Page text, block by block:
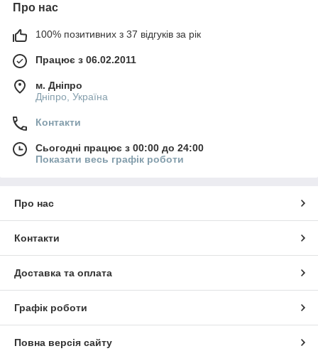
Про нас
100% позитивних з 37 відгуків за рік
Працює з 06.02.2011
м. Дніпро
Дніпро, Україна
Контакти
Сьогодні працює з 00:00 до 24:00
Показати весь графік роботи
Про нас
Контакти
Доставка та оплата
Графік роботи
Повна версія сайту